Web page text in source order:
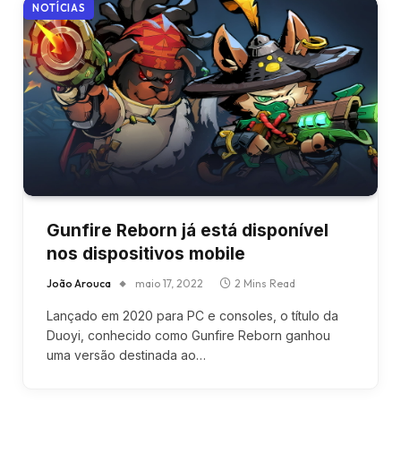
NOTÍCIAS
Gunfire Reborn já está disponível
nos dispositivos mobile
João Arouca maio 17, 2022 2 Mins Read
Lançado em 2020 para PC e consoles, o título da
Duoyi, conhecido como Gunfire Reborn ganhou
uma versão destinada ao…